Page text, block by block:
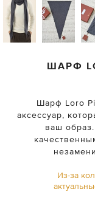
ШАРФ
Шарф Loro
аксессуар,
ваш
Из-за